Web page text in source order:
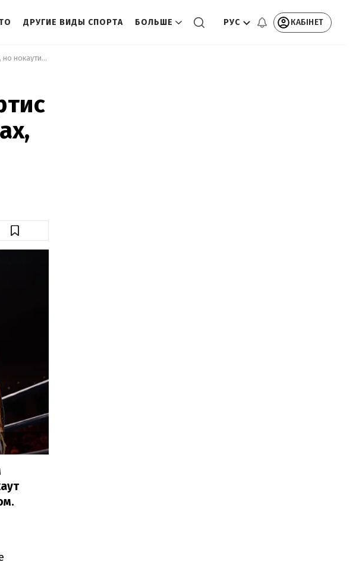
ДРУГИЕ ВИДЫ СПОРТА БОЛЬШЕ РУС КАБІНЕТ
Бой с Усиком стал ближе: Ортис дважды побывал в нокдаунах, но нокаутировал Мартина